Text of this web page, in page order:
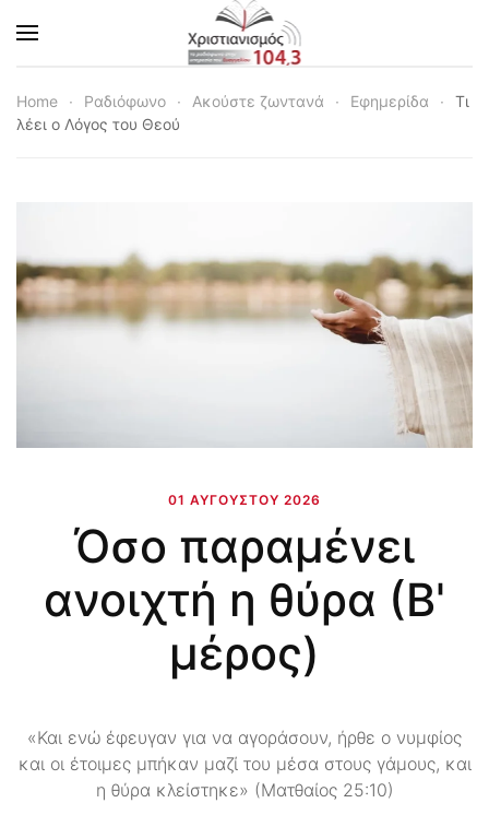
Skip to main content
Home Ραδιόφωνο Ακούστε ζωντανά Εφημερίδα
Τι
λέει ο Λόγος του Θεού
01 ΑΥΓΟΎΣΤΟΥ 2026
Όσο παραμένει
ανοιχτή η θύρα (Β'
μέρος)
«Και ενώ έφευγαν για να αγοράσουν, ήρθε ο νυμφίος
και οι έτοιμες μπήκαν μαζί του μέσα στους γάμους, και
η θύρα κλείστηκε» (Ματθαίος 25:10)